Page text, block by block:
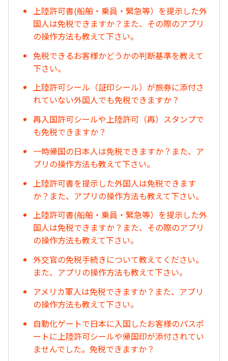
上陸許可書(船舶・乗員・緊急等）を提示した外
国人は免税できますか？また、その際のアプリ
の操作方法も教えて下さい。
免税できるお客様かどうかの判断基準を教えて
下さい。
上陸許可シール（証印シール）が旅券に添付さ
れていない外国人でも免税できますか？
再入国許可シールや上陸許可（再）スタンプで
も免税できますか？
一時帰国の日本人は免税できますか？また、ア
プリの操作方法も教えて下さい。
上陸許可書を提示した外国人は免税できます
か？また、アプリの操作方法も教えて下さい。
上陸許可書(船舶・乗員・緊急等）を提示した外
国人は免税できますか？また、その際のアプリ
の操作方法も教えて下さい。
外交官の免税手続きについて教えてください。
また、アプリの操作方法も教えて下さい。
アメリカ軍人は免税できますか？また、アプリ
の操作方法も教えて下さい。
自動化ゲートで日本に入国したお客様のパスポ
ートに上陸許可シールや帰国印が添付されてい
ませんでした。免税できますか？